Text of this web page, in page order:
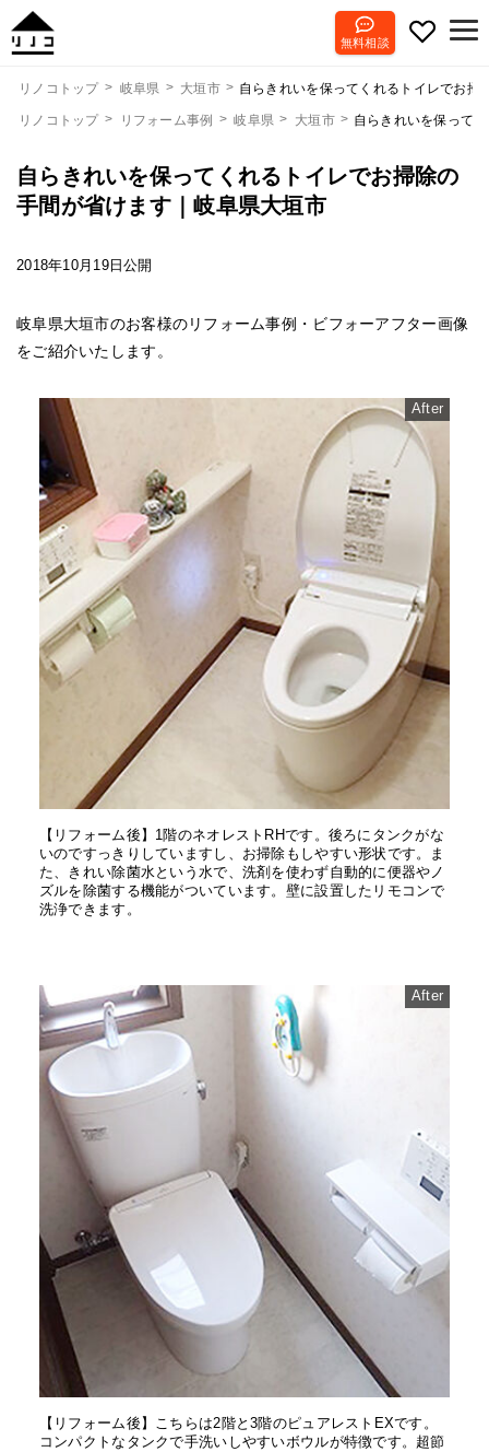
無料相談
リノコトップ 岐阜県 大垣市 自らきれいを保ってくれるトイレでお掃
リノコトップ リフォーム事例 岐阜県 大垣市 自らきれいを保って
自らきれいを保ってくれるトイレでお掃除の
手間が省けます｜岐阜県大垣市
2018年10月19日公開
岐阜県大垣市のお客様のリフォーム事例・ビフォーアフター画像
をご紹介いたします。
After
【リフォーム後】1階のネオレストRHです。後ろにタンクがな
いのですっきりしていますし、お掃除もしやすい形状です。ま
た、きれい除菌水という水で、洗剤を使わず自動的に便器やノ
ズルを除菌する機能がついています。壁に設置したリモコンで
洗浄できます。
After
【リフォーム後】こちらは2階と3階のピュアレストEXです。
コンパクトなタンクで手洗いしやすいボウルが特徴です。超節